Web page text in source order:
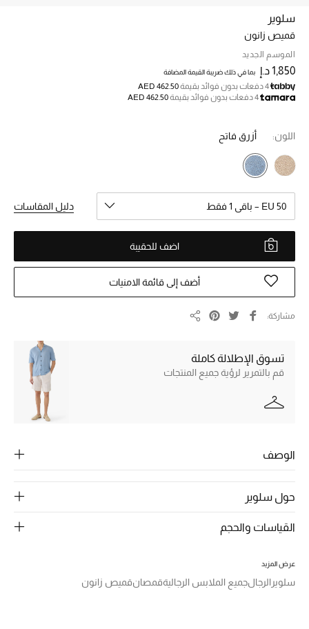
خصم حتى 70%
تسوقوا الآن
ما وصلنا حديثاً
ما وصلنا حديثاً
الموسم الجديد
النساء
الحقائب النسائية
أحذية النسائية
الأطفال
مستلزمات المنزل
جديد لدينا
سلوير
قميص زانون
الموسم الجديد
1,850 د.إ بما في ذلك ضريبة القيمة المضافة
4 دفعات بدون فوائد بقيمة
AED 462.50
4 دفعات بدون فوائد بقيمة
AED 462.50
اللون: أزرق فاتح
EU 50 – باقي 1 فقط دليل المقاسات
اضف للحقيبة
أضف إلى قائمة الامنيات
مشاركة
تسوق الإطلالة كاملة
قم بالتمرير لرؤية جميع المنتجات
الوصف
حول سلوير
القياسات والحجم
عرض المزيد
سلوير الرجالجميع الملابس الرجاليةقمصانقميص زانون